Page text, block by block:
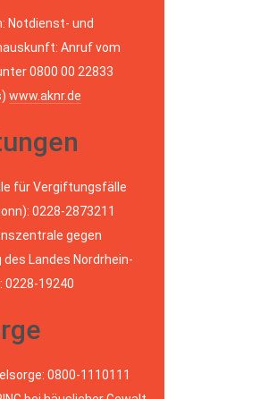
Notdienst- und
Anruf vom
0800 00 22833
www.aknr.de
für Vergiftungsfälle
0228-2873211
gegen
Landes Nordrhein-
0228-19240
0800-1110111